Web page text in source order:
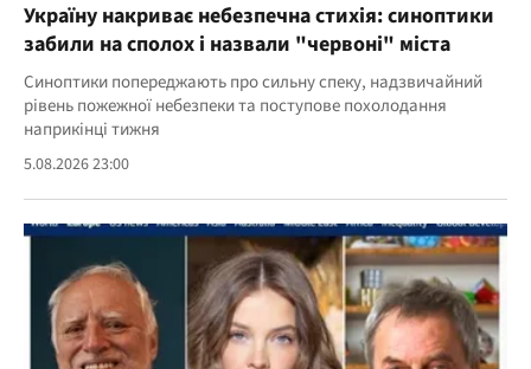
Україну накриває небезпечна стихія: синоптики
забили на сполох і назвали "червоні" міста
Синоптики попереджають про сильну спеку, надзвичайний
рівень пожежної небезпеки та поступове похолодання
наприкінці тижня
5.08.2026 23:00